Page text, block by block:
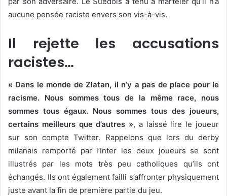
aucune pensée raciste envers son vis-à-vis.
Il rejette les accusations
racistes…
« Dans le monde de Zlatan, il n’y a pas de place pour le
racisme. Nous sommes tous de la même race, nous
sommes tous égaux. Nous sommes tous des joueurs,
certains meilleurs que d’autres », a laissé lire le joueur
sur son compte Twitter. Rappelons que lors du derby
milanais remporté par l’Inter les deux joueurs se sont
illustrés par les mots très peu catholiques qu’ils ont
échangés. Ils ont également failli s’affronter physiquement
juste avant la fin de première partie du jeu.